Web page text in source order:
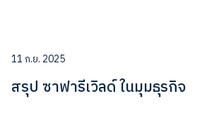
11 ก.ย. 2025
สรุป ซาฟารีเวิลด์ ในมุมธุรกิจ